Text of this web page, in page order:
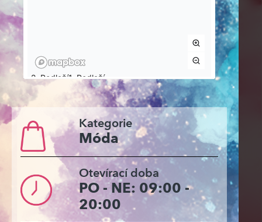
Kategorie
Móda
Otevírací doba
PO - NE: 09:00 -
20:00